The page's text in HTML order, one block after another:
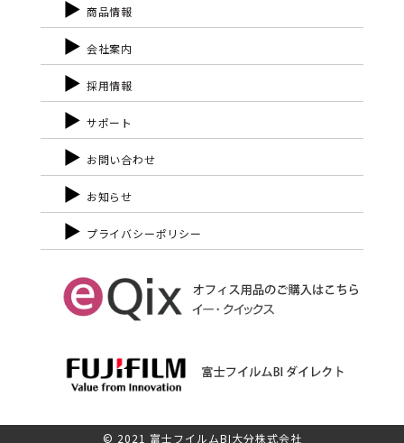
商品情報
会社案内
採用情報
サポート
お問い合わせ
お知らせ
プライバシーポリシー
© 2021 富士フイルムBI大分株式会社